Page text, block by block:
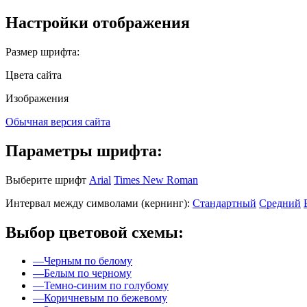
Настройки отображения
Размер шрифта:
Цвета сайта
Изображения
Обычная версия сайта
Параметры шрифта:
Выберите шрифт Arial Times New Roman
Интервал между символами (кернинг): Стандартный Средний
Выбор цветовой схемы:
—Черным по белому
—Белым по черному
—Темно-синим по голубому
—Коричневым по бежевому